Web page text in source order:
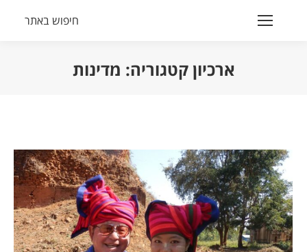
Search:
חיפוש באתר
ארכיון קטגוריה: מדינות